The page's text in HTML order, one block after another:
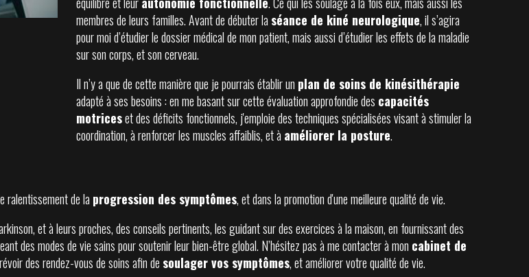
membres de leurs familles. Avant de débuter la séance de kiné neurologique, il s’agira
pour moi d’étudier le dossier médical de mon patient, mais aussi d’étudier les effets de la maladie
sur son corps, et son cerveau.
Il n’y a que de cette manière que je pourrais établir un plan de soins de kinésithérapie
adapté à ses besoins : en me basant sur cette évaluation approfondie des capacités
motriceset des déficits fonctionnels, j'emploie des techniques spécialisées visant à stimuler la
coordination, à renforcer les muscles affaiblis, et à améliorer la posture.
ralentissement de la progression des symptômes, et dans la promotion d'une meilleure qualité de vie.
et à leurs proches, des conseils pertinents, les guidant sur des exercices à la maison, en fournissant des
des modes de vie sains pour soutenir leur bien-être global. N’hésitez pas à me contacter à mon cabinet de
des rendez-vous de soins afin de soulager vos symptômes, et améliorer votre qualité de vie.